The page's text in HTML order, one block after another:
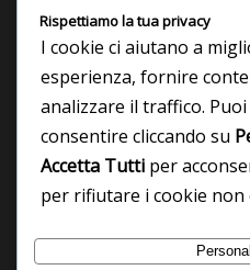
Rispettiamo la tua privacy
I cookie ci aiutano a
esperienza, fornire
analizzare il traffico.
consentire cliccando su
Accetta Tutti per
per rifiutare i cookie non